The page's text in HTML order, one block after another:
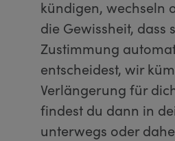
kündigen, wechseln
die Gewissheit,
Zustimmung
entscheidest, wir
Verlängerung für
findest du dann in
unterwegs oder